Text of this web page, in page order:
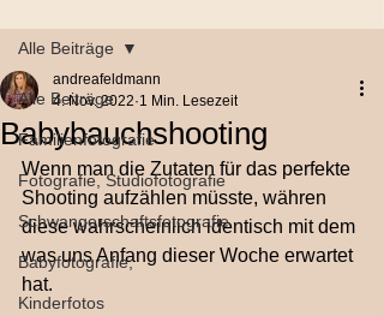
Alle Beiträge
Familienfotografie
Fotografie, Studiofotografie
Schwangerschaftsfotografie
Babyfotografie,
Kinderfotos
Alle Beiträge
Babybauchshooting
andreafeldmann
4. Nov. 2022 1 Min. Lesezeit
Wenn man die Zutaten für das perfekte
Shooting aufzählen müsste, währen
diese wahrscheinlich identisch mit dem
was uns Anfang dieser Woche erwartet
hat.